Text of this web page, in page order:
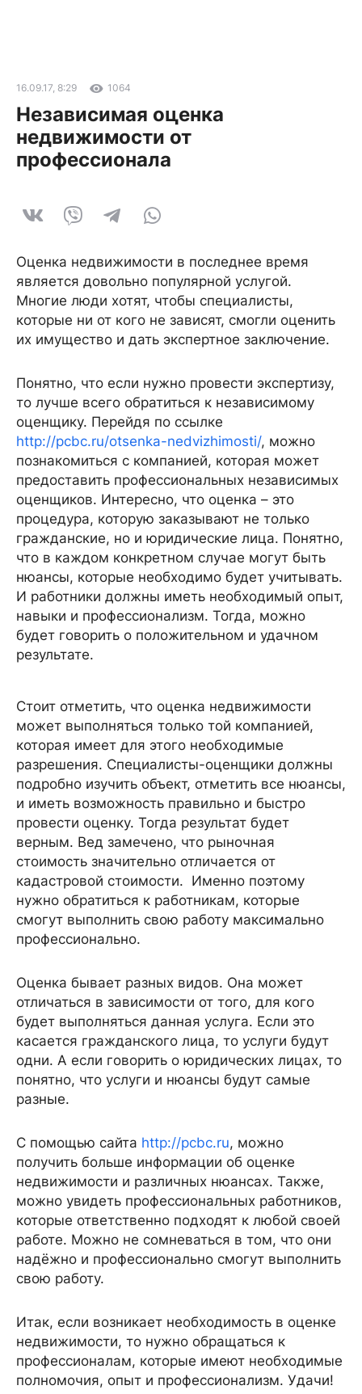
16.09.17, 8:29 1064
Независимая оценка
недвижимости от
профессионала
Оценка недвижимости в последнее время
является довольно популярной услугой.
Многие люди хотят, чтобы специалисты,
которые ни от кого не зависят, смогли оценить
их имущество и дать экспертное заключение.
Понятно, что если нужно провести экспертизу,
то лучше всего обратиться к независимому
оценщику. Перейдя по ссылке
http://pcbc.ru/otsenka-nedvizhimosti/, можно
познакомиться с компанией, которая может
предоставить профессиональных независимых
оценщиков. Интересно, что оценка – это
процедура, которую заказывают не только
гражданские, но и юридические лица. Понятно,
что в каждом конкретном случае могут быть
нюансы, которые необходимо будет учитывать.
И работники должны иметь необходимый опыт,
навыки и профессионализм. Тогда, можно
будет говорить о положительном и удачном
результате.
Стоит отметить, что оценка недвижимости
может выполняться только той компанией,
которая имеет для этого необходимые
разрешения. Специалисты-оценщики должны
подробно изучить объект, отметить все нюансы,
и иметь возможность правильно и быстро
провести оценку. Тогда результат будет
верным. Вед замечено, что рыночная
стоимость значительно отличается от
кадастровой стоимости. Именно поэтому
нужно обратиться к работникам, которые
смогут выполнить свою работу максимально
профессионально.
Оценка бывает разных видов. Она может
отличаться в зависимости от того, для кого
будет выполняться данная услуга. Если это
касается гражданского лица, то услуги будут
одни. А если говорить о юридических лицах, то
понятно, что услуги и нюансы будут самые
разные.
С помощью сайта http://pcbc.ru, можно
получить больше информации об оценке
недвижимости и различных нюансах. Также,
можно увидеть профессиональных работников,
которые ответственно подходят к любой своей
работе. Можно не сомневаться в том, что они
надёжно и профессионально смогут выполнить
свою работу.
Итак, если возникает необходимость в оценке
недвижимости, то нужно обращаться к
профессионалам, которые имеют необходимые
полномочия, опыт и профессионализм. Удачи!